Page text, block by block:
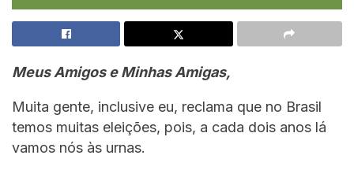
Meus Amigos e Minhas Amigas,
Muita gente, inclusive eu, reclama que no Brasil
temos muitas eleições, pois, a cada dois anos lá
vamos nós às urnas.